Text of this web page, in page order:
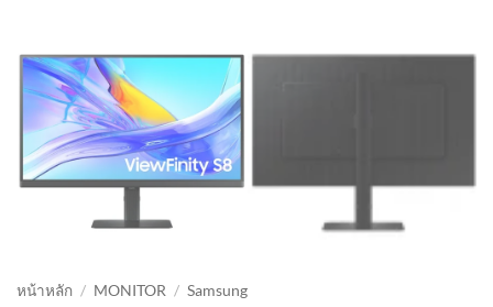
หน้าหลัก / MONITOR / Samsung